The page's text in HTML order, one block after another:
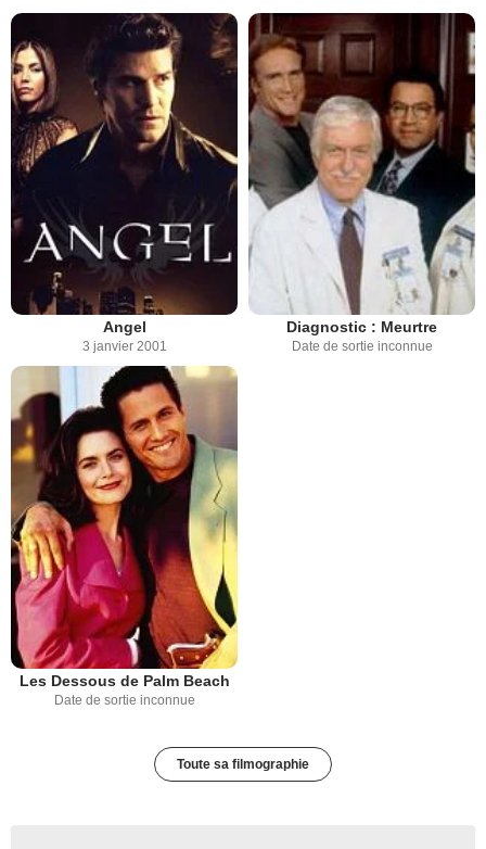
Angel
3 janvier 2001
Diagnostic : Meurtre
Date de sortie inconnue
Les Dessous de Palm Beach
Date de sortie inconnue
Toute sa filmographie